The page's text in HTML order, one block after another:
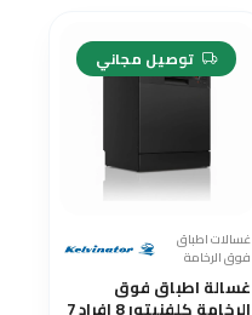
-13%
توصيل مجاني
غسالات اطباق
فوق الرخامة
غسالة اطباق فوق
الرخامة كلفنيتور 8 افراد 7